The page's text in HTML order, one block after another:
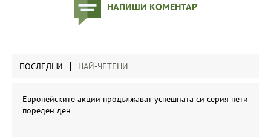
НАПИШИ КОМЕНТАР
ПОСЛЕДНИ НАЙ-ЧЕТЕНИ
Европейските акции продължават успешната си серия пети
пореден ден